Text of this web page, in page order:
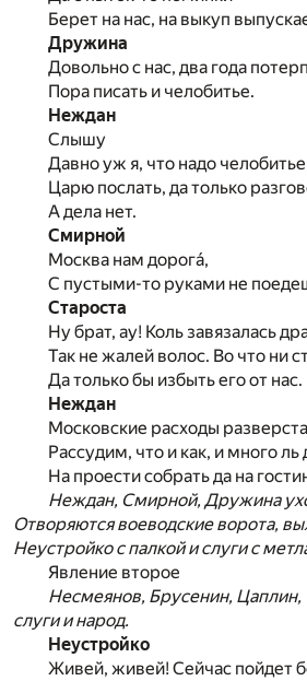
Берет на нас, на выкуп
Дружина
Довольно с нас, два года
Пора писать и челобитье.
Неждан
Слышу
Давно уж я, что надо челобитье
Царю послать, да только
А дела нет.
Смирной
Москва нам дорога́,
С пустыми-то руками не
Староста
Ну брат, ау! Коль завязалась
Так не жалей волос. Во что ни
Да только бы избыть его от нас.
Неждан
Московские расходы
Рассудим, что и как, и много ль
На проести собрать да на
Неждан, Смирной, Дружина
Отворяются воеводские ворота,
Неустройко с палкой и слуги с
Явление второе
Несмеянов, Брусенин, Цаплин,
слуги и народ.
Неустройко
Живей, живей! Сейчас пойдет